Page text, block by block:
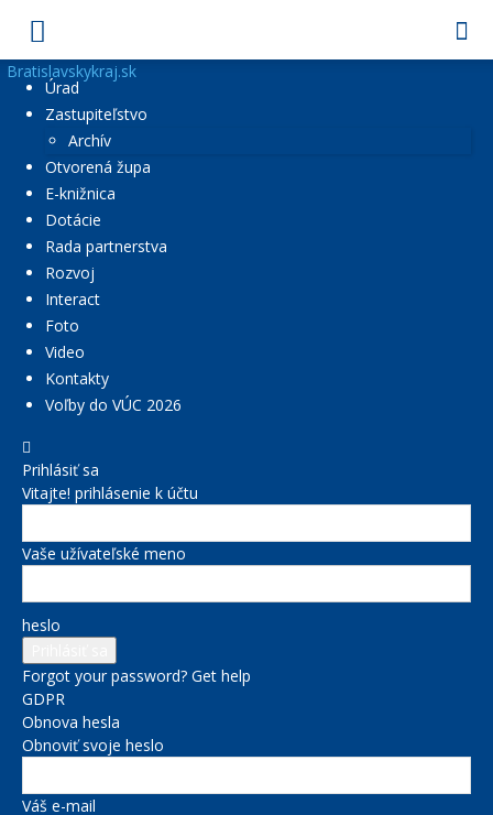
Bratislavskykraj.sk
Úrad
Zastupiteľstvo
Archív
Otvorená župa
E-knižnica
Dotácie
Rada partnerstva
Rozvoj
Interact
Foto
Video
Kontakty
Voľby do VÚC 2026
Prihlásiť sa
Vitajte! prihlásenie k účtu
Vaše užívateľské meno
heslo
Forgot your password? Get help
GDPR
Obnova hesla
Obnoviť svoje heslo
Váš e-mail